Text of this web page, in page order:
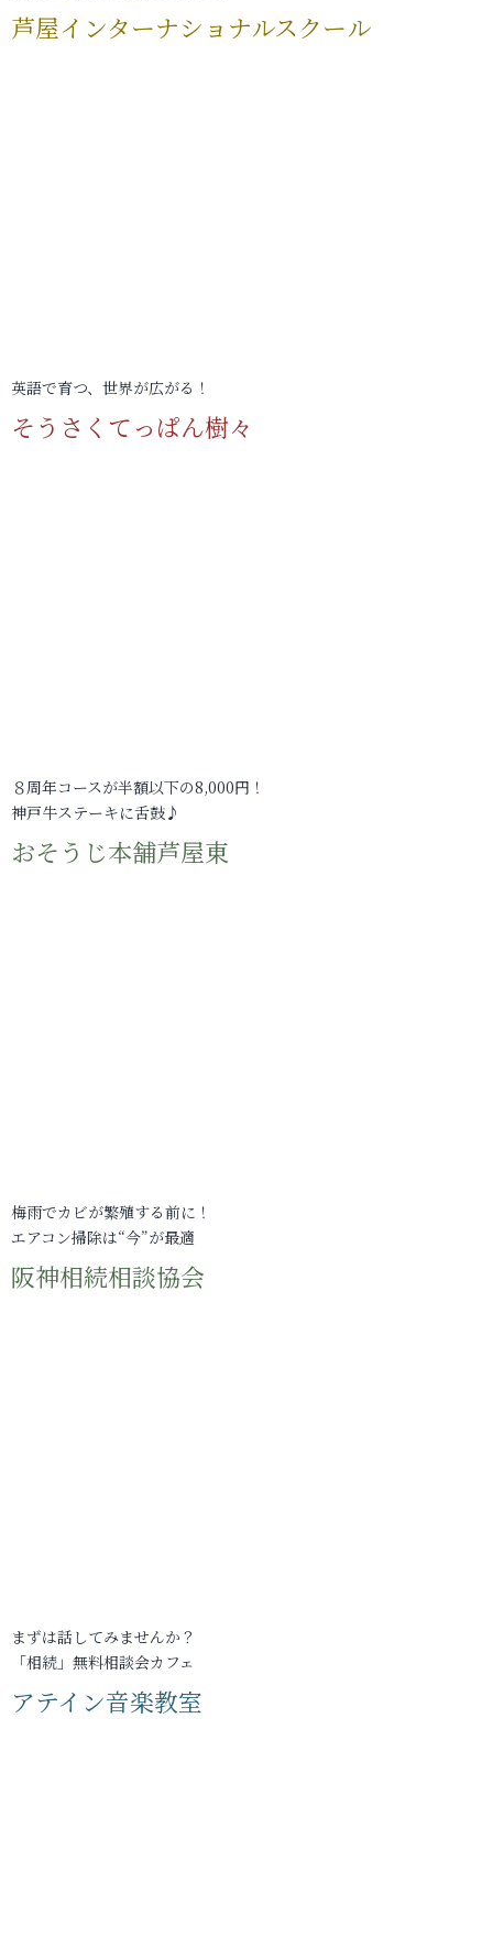
芦屋インターナショナルスクール
英語で育つ、世界が広がる！
そうさくてっぱん樹々
８周年コースが半額以下の8,000円！
神戸牛ステーキに舌鼓♪
おそうじ本舗芦屋東
梅雨でカビが繁殖する前に！
エアコン掃除は“今”が最適
阪神相続相談協会
まずは話してみませんか？
「相続」無料相談会カフェ
アテイン音楽教室